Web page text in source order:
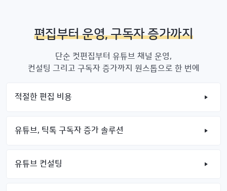
편집부터 운영, 구독자 증가까지
단순 컷편집부터 유튜브 채널 운영,
컨설팅 그리고 구독자 증가까지 원스톱으로 한 번에
적절한 편집 비용
유튜브, 틱톡 구독자 증가 솔루션
유튜브 컨설팅